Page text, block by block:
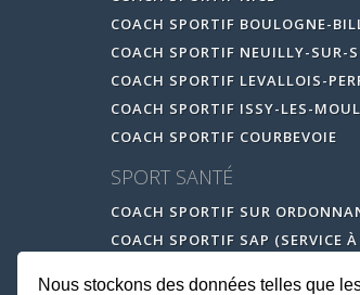
COACH SPORTIF BOULOGNE-
COACH SPORTIF NEUILLY-SUR-
COACH SPORTIF LEVALLOIS-
COACH SPORTIF ISSY-LES-
COACH SPORTIF COURBEVOIE
SPORT SANTÉ
COACH SPORTIF SUR
COACH SPORTIF SAP (SERVICE
Nous stockons des données telles que